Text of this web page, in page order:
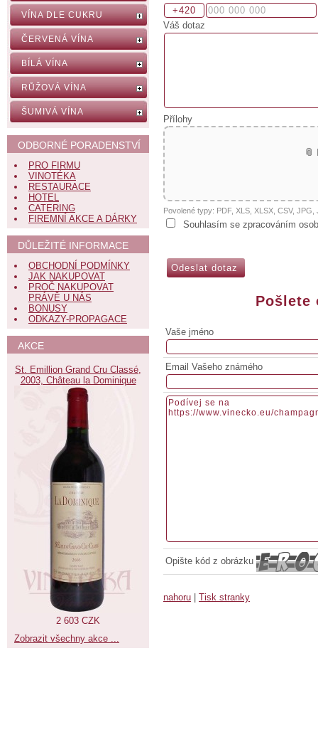
Váš dotaz
Přílohy
Povolené typy: PDF, XLS, XLSX, CSV,
Souhlasím se zpracováním
Pošlete
Vaše jméno
Email Vašeho známého
Opište kód z obrázku
nahoru Tisk stranky
VÍNA DLE CUKRU
ČERVENÁ VÍNA
BÍLÁ VÍNA
RŮŽOVÁ VÍNA
ŠUMIVÁ VÍNA
ODBORNÉ PORADENSTVÍ
PRO FIRMU
VINOTÉKA
RESTAURACE
HOTEL
CATERING
FIREMNÍ AKCE A DÁRKY
DŮLEŽITÉ INFORMACE
OBCHODNÍ PODMÍNKY
JAK NAKUPOVAT
PROČ NAKUPOVAT
PRÁVĚ U NÁS
BONUSY
ODKAZY-PROPAGACE
AKCE
St. Emillion Grand Cru Classé,
2003, Château la Dominique
2 603 CZK
Zobrazit všechny akce ...